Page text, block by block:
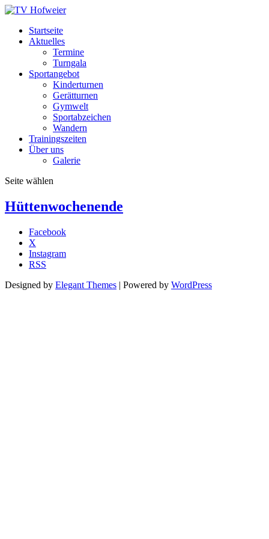
Startseite
Aktuelles
Termine
Turngala
Sportangebot
Kinderturnen
Gerätturnen
Gymwelt
Sportabzeichen
Wandern
Trainingszeiten
Über uns
Galerie
Seite wählen
Hüttenwochenende
Facebook
X
Instagram
RSS
Designed by Elegant Themes | Powered by WordPress